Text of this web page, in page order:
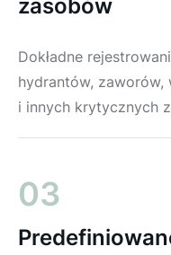
zasobów
Dokładne
hydrantów, zaworów,
i innych krytycznych
03